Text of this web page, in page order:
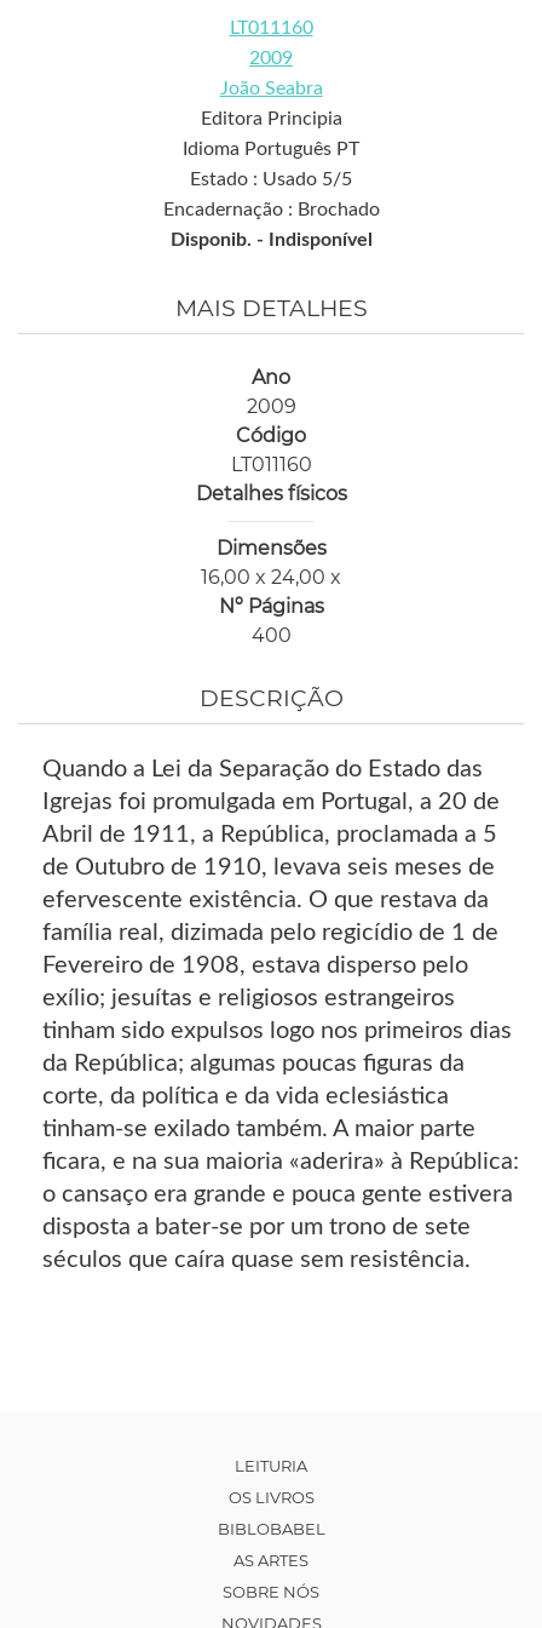
LT011160
2009
João Seabra
Editora Principia
Idioma Português PT
Estado : Usado 5/5
Encadernação : Brochado
Disponib. -
Indisponível
MAIS DETALHES
Ano
2009
Código
LT011160
Detalhes físicos
Dimensões
16,00 x 24,00 x
Nº Páginas
400
DESCRIÇÃO
Quando a Lei da Separação do Estado das
Igrejas foi promulgada em Portugal, a 20 de
Abril de 1911, a República, proclamada a 5
de Outubro de 1910, levava seis meses de
efervescente existência. O que restava da
família real, dizimada pelo regicídio de 1 de
Fevereiro de 1908, estava disperso pelo
exílio; jesuítas e religiosos estrangeiros
tinham sido expulsos logo nos primeiros dias
da República; algumas poucas figuras da
corte, da política e da vida eclesiástica
tinham-se exilado também. A maior parte
ficara, e na sua maioria «aderira» à República:
o cansaço era grande e pouca gente estivera
disposta a bater-se por um trono de sete
séculos que caíra quase sem resistência.
LEITURIA
OS LIVROS
BIBLOBABEL
AS ARTES
SOBRE NÓS
NOVIDADES